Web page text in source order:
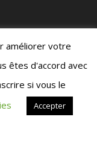
RÉSERVÉS -
améliorer votre
êtes d'accord avec
si vous le
Accepter